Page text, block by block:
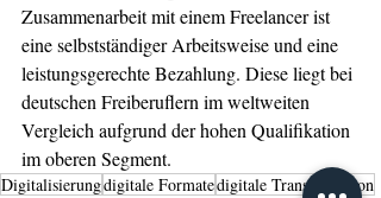
Zusammenarbeit mit einem Freelancer ist
eine selbstständiger Arbeitsweise und eine
leistungsgerechte Bezahlung. Diese liegt bei
deutschen Freiberuflern im weltweiten
Vergleich aufgrund der hohen Qualifikation
im oberen Segment.
Digitalisierungdigitale Formatedigitale Transformation